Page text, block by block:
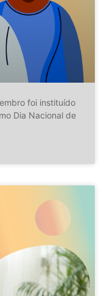
foi instituído
Dia Nacional de